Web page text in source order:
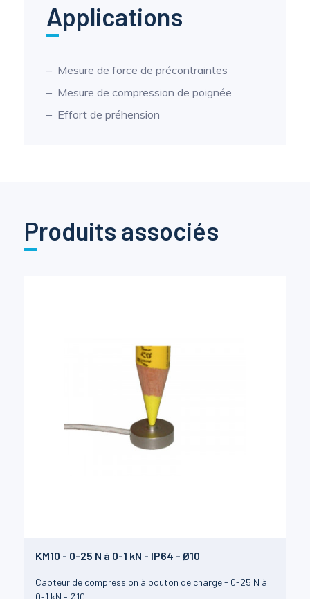
Applications
Mesure de force de précontraintes
Mesure de compression de poignée
Effort de préhension
Produits associés
KM10 - 0-25 N à 0-1 kN - IP64 - Ø10
Capteur de compression à bouton de charge - 0-25 N à
0-1 kN - Ø10